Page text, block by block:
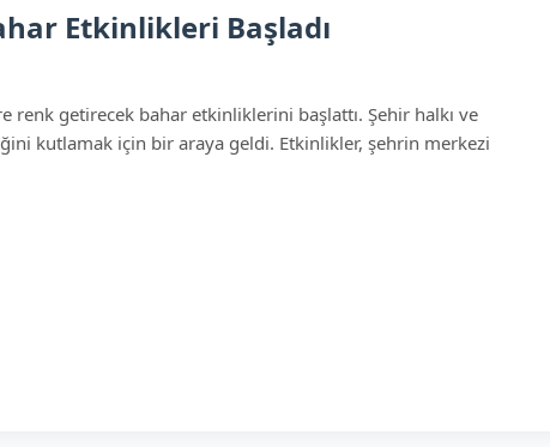
Etkinlikleri Başladı
renk getirecek bahar etkinliklerini başlattı. Şehir halkı ve
kutlamak için bir araya geldi. Etkinlikler, şehrin merkezi